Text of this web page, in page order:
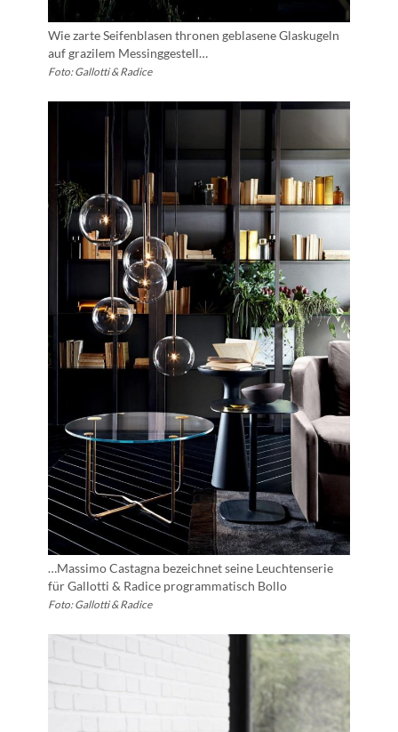
Wie zarte Seifenblasen thronen geblasene Glaskugeln
auf grazilem Messinggestell…
Foto: Gallotti & Radice
…Massimo Castagna bezeichnet seine Leuchtenserie
für Gallotti & Radice programmatisch Bollo
Foto: Gallotti & Radice